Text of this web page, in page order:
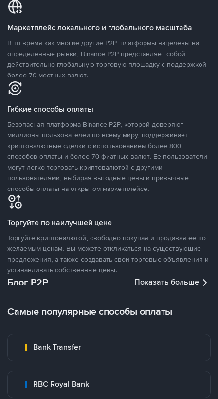
Маркетплейс локального и глобального масштаба
В то время как многие другие P2P-платформы нацелены на
определенные рынки, Binance P2P представляет собой
действительно глобальную торговую площадку с поддержкой
более 70 местных валют.
Гибкие способы оплаты
Безопасная платформа Binance P2P, которой доверяют
миллионы пользователей по всему миру, поддерживает
криптовалютные сделки с использованием более 800
способов оплаты и более 70 фиатных валют. Ее пользователи
могут легко торговать криптовалютой с другими
пользователями, выбирая выгодные цены и привычные
способы оплаты на открытом маркетплейсе.
Торгуйте по наилучшей цене
Торгуйте криптовалютой, свободно покупая и продавая ее по
желаемым ценам. Вы можете откликаться на существующие
предложения, а также создавать свои торговые объявления и
устанавливать собственные цены.
Блог P2P Показать больше
Самые популярные способы оплаты
Bank Transfer
RBC Royal Bank